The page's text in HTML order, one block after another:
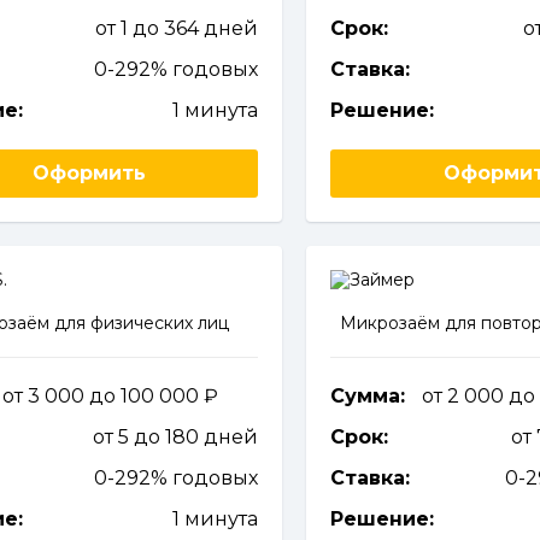
от 1 до 364 дней
0-292% годовых
1 минута
Оформить
Срок:
Ставка:
Решение:
для физических лиц
от 3 000 до 100 000
от 5 до 180 дней
0-292% годовых
1 минута
Микрозаём для
Сумма:
от 2 000
Срок:
от
Ставка:
0-
Решение: